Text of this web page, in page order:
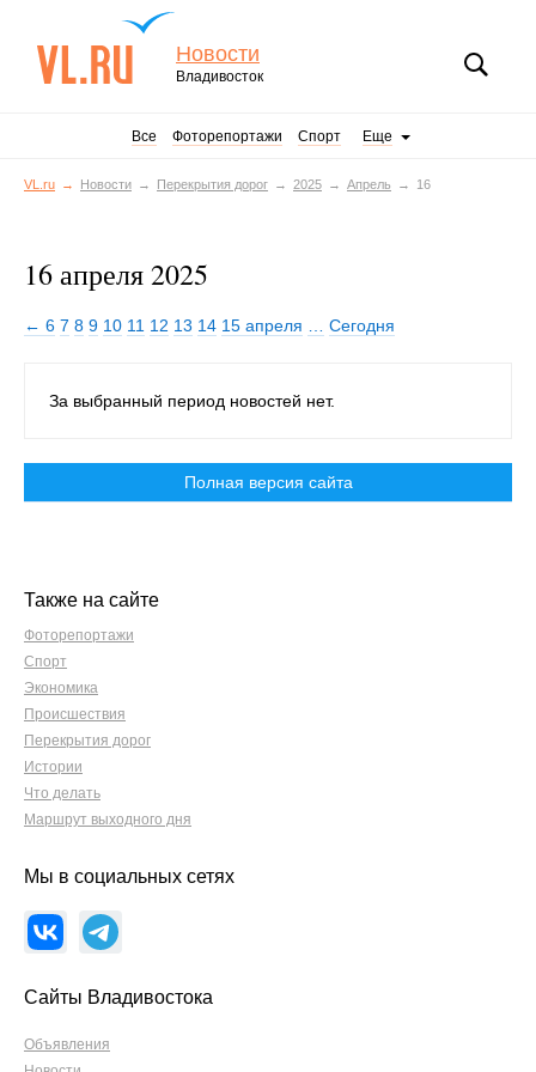
Новости
Владивосток
Все Фоторепортажи Спорт Еще
VL.ru Новости Перекрытия дорог 2025 Апрель 16
16 апреля 2025
← 6 7 8 9 10 11 12 13 14 15 апреля Сегодня
За выбранный период новостей нет.
Полная версия сайта
Также на сайте
Фоторепортажи
Спорт
Экономика
Происшествия
Перекрытия дорог
Истории
Что делать
Маршрут выходного дня
Мы в социальных сетях
Сайты Владивостока
Объявления